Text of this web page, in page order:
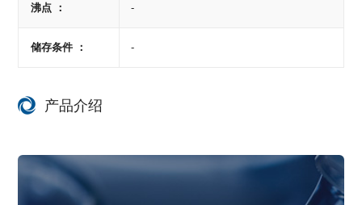
沸点 ： -
储存条件 ： -
产品介绍